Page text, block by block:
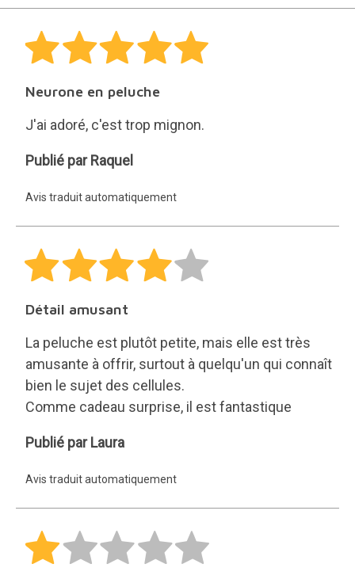
Neurone en peluche
J'ai adoré, c'est trop mignon.
Raquel
Publié par Raquel
Avis traduit automatiquement
Détail amusant
La peluche est plutôt petite, mais elle est très
amusante à offrir, surtout à quelqu'un qui connaît
bien le sujet des cellules.
Comme cadeau surprise, il est fantastique
Laura
Publié par Laura
Avis traduit automatiquement